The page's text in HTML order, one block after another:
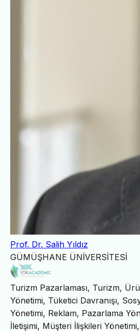
Prof. Dr. Salih Yıldız
GÜMÜŞHANE ÜNİVERSİTESİ
Turizm Pazarlaması, Turizm,
Yönetimi, Tüketici Davranışı,
Yönetimi, Reklam, Pazarlama
İletişimi, Müşteri İlişkileri